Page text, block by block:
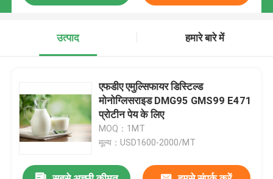
उत्पाद हमारे बारे में
एफडीए एमुल्सिफायर डिस्टिल्ड
मोनोग्लिसराइड DMG95 GMS99 E471
प्रोटीन पेय के लिए
MOQ：1MT
मूल्य：USD1600-2000/MT